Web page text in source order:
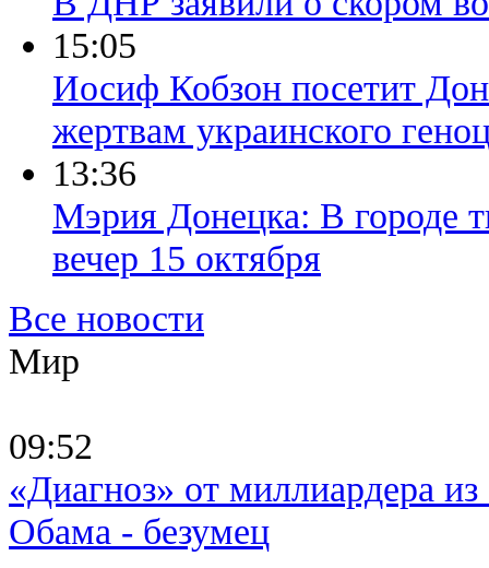
15:05
Иосиф Кобзон посетит
жертвам украинского
13:36
Мэрия Донецка: В городе
вечер 15 октября
Все новости
Мир
09:52
«Диагноз» от миллиардера
Обама - безумец